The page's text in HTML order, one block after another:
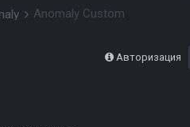
Anomaly Custom
Авторизация